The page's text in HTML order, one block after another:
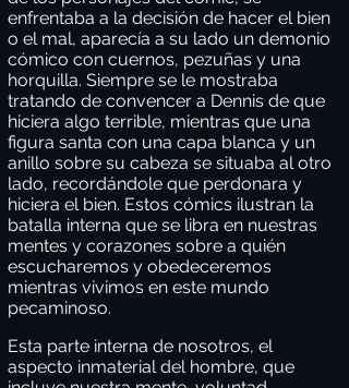
enfrentaba a la decisión de hacer el bien
o el mal, aparecía a su lado un demonio
cómico con cuernos, pezuñas y una
horquilla. Siempre se le mostraba
tratando de convencer a Dennis de que
hiciera algo terrible, mientras que una
figura santa con una capa blanca y un
anillo sobre su cabeza se situaba al otro
lado, recordándole que perdonara y
hiciera el bien. Estos cómics ilustran la
batalla interna que se libra en nuestras
mentes y corazones sobre a quién
escucharemos y obedeceremos
mientras vivimos en este mundo
pecaminoso.
Esta parte interna de nosotros, el
aspecto inmaterial del hombre, que